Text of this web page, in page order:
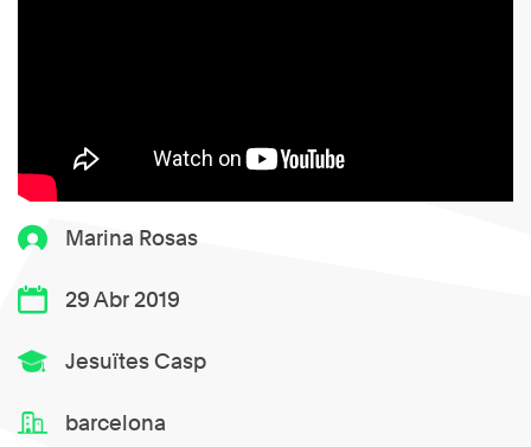
Marina Rosas
29 Abr 2019
Jesuïtes Casp
barcelona